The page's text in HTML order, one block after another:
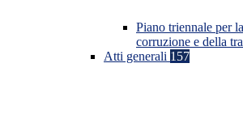
Piano triennale per
corruzione e della
Atti generali 157